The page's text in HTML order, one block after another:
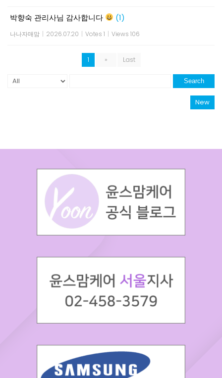
박향숙 관리사님 감사합니다 (1)
나나자매맘 | 2026.07.20 | Votes 1 | Views 106
1 » Last
Search
New